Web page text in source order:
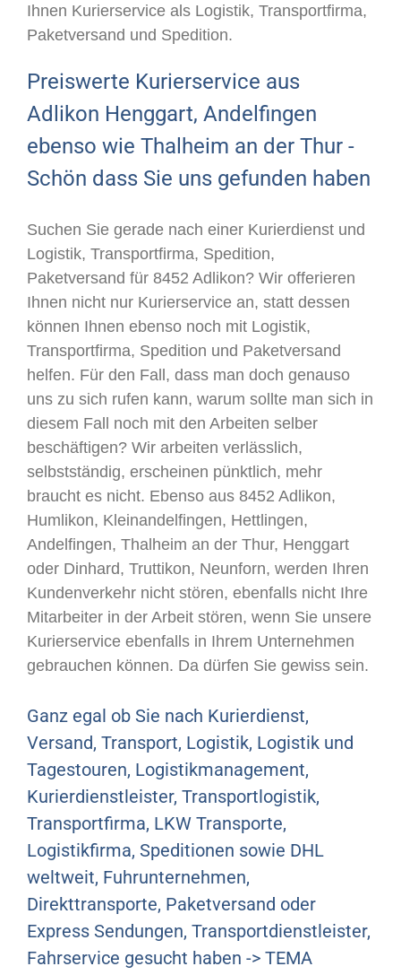
Ihnen Kurierservice als Logistik, Transportfirma,
Paketversand und Spedition.
Preiswerte Kurierservice aus
Adlikon Henggart, Andelfingen
ebenso wie Thalheim an der Thur -
Schön dass Sie uns gefunden haben
Suchen Sie gerade nach einer Kurierdienst und
Logistik, Transportfirma, Spedition,
Paketversand für 8452 Adlikon? Wir offerieren
Ihnen nicht nur Kurierservice an, statt dessen
können Ihnen ebenso noch mit Logistik,
Transportfirma, Spedition und Paketversand
helfen. Für den Fall, dass man doch genauso
uns zu sich rufen kann, warum sollte man sich in
diesem Fall noch mit den Arbeiten selber
beschäftigen? Wir arbeiten verlässlich,
selbstständig, erscheinen pünktlich, mehr
braucht es nicht. Ebenso aus 8452 Adlikon,
Humlikon, Kleinandelfingen, Hettlingen,
Andelfingen, Thalheim an der Thur, Henggart
oder Dinhard, Truttikon, Neunforn, werden Ihren
Kundenverkehr nicht stören, ebenfalls nicht Ihre
Mitarbeiter in der Arbeit stören, wenn Sie unsere
Kurierservice ebenfalls in Ihrem Unternehmen
gebrauchen können. Da dürfen Sie gewiss sein.
Ganz egal ob Sie nach Kurierdienst,
Versand, Transport, Logistik, Logistik und
Tagestouren, Logistikmanagement,
Kurierdienstleister, Transportlogistik,
Transportfirma, LKW Transporte,
Logistikfirma, Speditionen sowie DHL
weltweit, Fuhrunternehmen,
Direkttransporte, Paketversand oder
Express Sendungen, Transportdienstleister,
Fahrservice gesucht haben -> TEMA